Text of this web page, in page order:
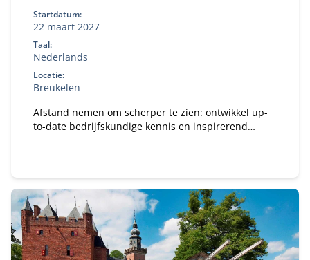
Startdatum:
22 maart 2027
Taal:
Nederlands
Locatie:
Breukelen
Afstand nemen om scherper te zien: ontwikkel up-
to-date bedrijfskundige kennis en inspirerend